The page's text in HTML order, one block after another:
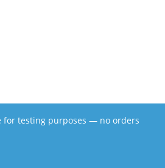
for testing purposes — no orders